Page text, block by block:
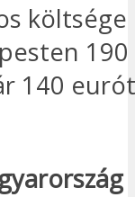
költsége
140